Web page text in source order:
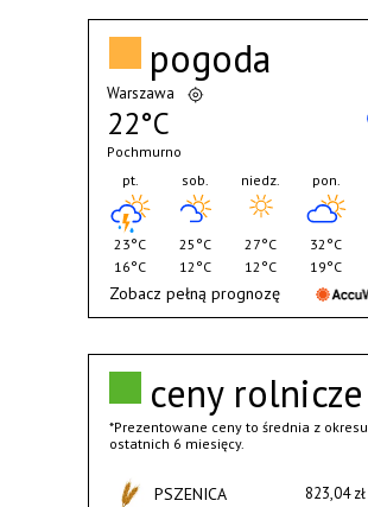
ceny rolnicze
*Prezentowane ceny to średnia z okresu
ostatnich 6 miesięcy.
PSZENICA 823,04 zł
pogoda
Warszawa
22°C
Pochmurno
pt.
23°C
16°C
sob.
25°C
12°C
niedz.
27°C
12°C
pon.
32°C
19°C
Zobacz pełną prognozę